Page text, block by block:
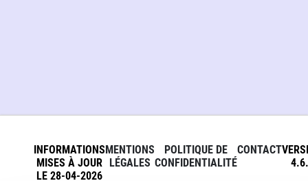
INFORMATIONS
MISES À JOUR
LE 28-04-2026
MENTIONS
LÉGALES
POLITIQUE DE
CONFIDENTIALITÉ
CONTACT